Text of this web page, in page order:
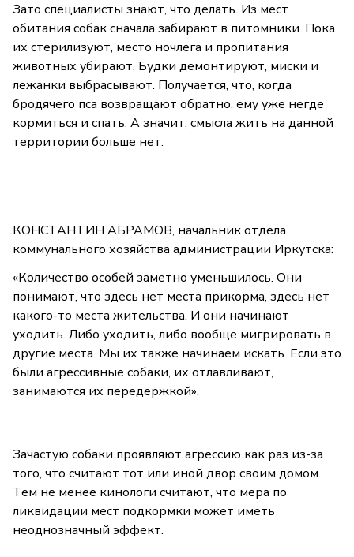
Зато специалисты знают, что делать. Из мест
обитания собак сначала забирают в питомники. Пока
их стерилизуют, место ночлега и пропитания
животных убирают. Будки демонтируют, миски и
лежанки выбрасывают. Получается, что, когда
бродячего пса возвращают обратно, ему уже негде
кормиться и спать. А значит, смысла жить на данной
территории больше нет.
КОНСТАНТИН АБРАМОВ, начальник отдела
коммунального хозяйства администрации Иркутска:
«Количество особей заметно уменьшилось. Они
понимают, что здесь нет места прикорма, здесь нет
какого-то места жительства. И они начинают
уходить. Либо уходить, либо вообще мигрировать в
другие места. Мы их также начинаем искать. Если это
были агрессивные собаки, их отлавливают,
занимаются их передержкой».
Зачастую собаки проявляют агрессию как раз из-за
того, что считают тот или иной двор своим домом.
Тем не менее кинологи считают, что мера по
ликвидации мест подкормки может иметь
неоднозначный эффект.